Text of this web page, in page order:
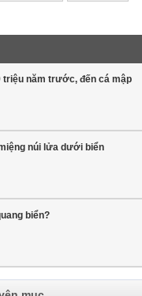
triệu năm trước, đến cá mập
núi lửa dưới biển
biển?